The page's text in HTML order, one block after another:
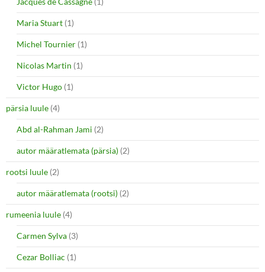
Maria Stuart (1)
Michel Tournier (1)
Nicolas Martin (1)
Victor Hugo (1)
pärsia luule (4)
Abd al-Rahman Jami (2)
autor määratlemata (pärsia) (2)
rootsi luule (2)
autor määratlemata (rootsi) (2)
rumeenia luule (4)
Carmen Sylva (3)
Cezar Bolliac (1)